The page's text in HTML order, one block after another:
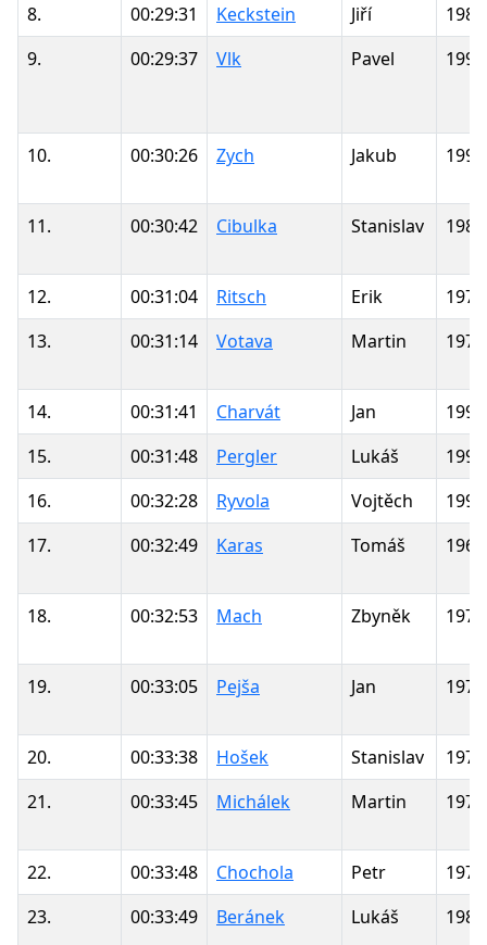
8. 00:29:31 Keckstein Jiří
1989
9.
00:29:37 Vlk Pavel 1991
10. 00:30:26 Zych Jakub 1994
11. 00:30:42 Cibulka Stanislav 1981
12. 00:31:04 Ritsch Erik
1977
13.
00:31:14 Votava Martin 1971
14. 00:31:41 Charvát Jan
1998
15.
00:31:48 Pergler Lukáš
1992
16.
00:32:28 Ryvola Vojtěch
1999
17.
00:32:49 Karas Tomáš 1967
18. 00:32:53 Mach Zbyněk 1970
19. 00:33:05 Pejša Jan 1975
20. 00:33:38 Hošek Stanislav
1974
21.
00:33:45 Michálek Martin 1975
22. 00:33:48 Chochola Petr
1977
23.
00:33:49 Beránek Lukáš 1985